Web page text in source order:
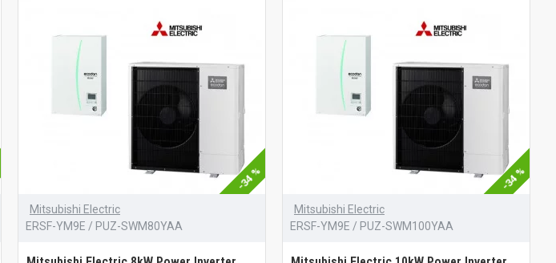
-34 %
Mitsubishi Electric
ERSF-YM9E / PUZ-SWM80YAA
-34 %
Mitsubishi Electric
ERSF-YM9E / PUZ-SWM100YAA